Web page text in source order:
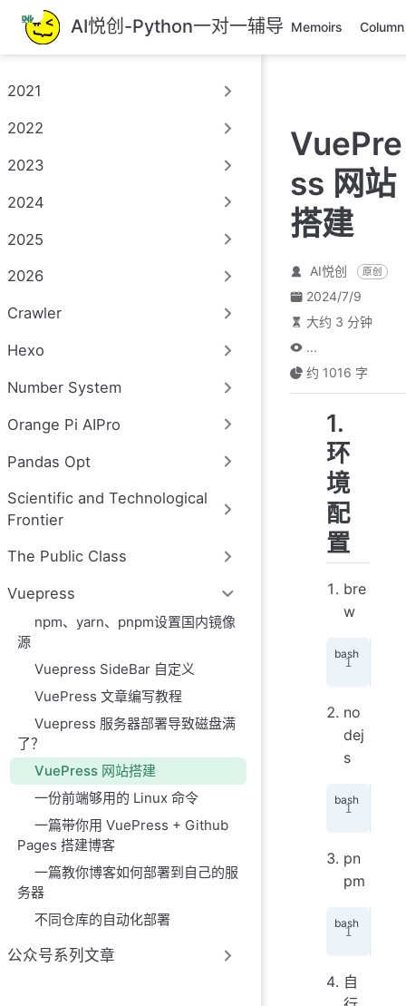
跳
至
主
內
AI悦创-Python一对一辅导 Memoirs Column
2021
2022
2023
2024
2025
2026
Crawler
Hexo
Number System
Orange Pi AIPro
Pandas Opt
Scientific and Technological
Frontier
The Public Class
Vuepress
npm、yarn、pnpm设置国内镜像
源
Vuepress SideBar 自定义
VuePress 文章编写教程
Vuepress 服务器部署导致磁盘满
了？
VuePress 网站搭建
一份前端够用的 Linux 命令
一篇带你用 VuePress + Github
Pages 搭建博客
一篇教你博客如何部署到自己的服
务器
不同仓库的自动化部署
公众号系列文章
VuePre
ss 网站
搭建
AI悦创 原创
2024/7/9
大约 3 分钟
...
约 1016 字
1.
环
境
配
置
bre
w
no
dej
s
pn
pm
自